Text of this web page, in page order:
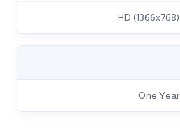
HD (1366x768)
One Year